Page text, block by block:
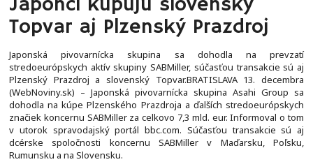
Topvar aj Plzenský Prazdroj
Japonská pivovarnícka skupina sa dohodla na prevzatí
stredoeurópskych aktív skupiny SABMiller, súčasťou transakcie sú aj
Plzenský Prazdroj a slovenský Topvar.BRATISLAVA 13. decembra
(WebNoviny.sk) – Japonská pivovarnícka skupina Asahi Group sa
dohodla na kúpe Plzenského Prazdroja a ďalších stredoeurópskych
značiek koncernu SABMiller za celkovo 7,3 mld. eur. Informoval o tom
v utorok spravodajský portál bbc.com. Súčasťou transakcie sú aj
dcérske spoločnosti koncernu SABMiller v Maďarsku, Poľsku,
Rumunsku a na Slovensku.